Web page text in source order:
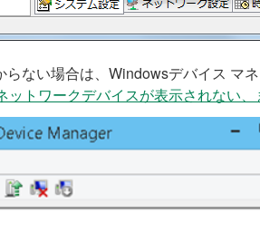
ない場合は、Windowsデバイス
ットワークデバイスが表示されない